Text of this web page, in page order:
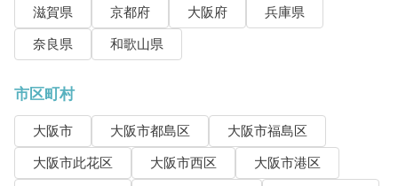
滋賀県 京都府 大阪府
兵庫県
奈良県
和歌山県
市区町村
大阪市 大阪市都島区
大阪市福島区
大阪市此花区
大阪市西区
大阪市港区